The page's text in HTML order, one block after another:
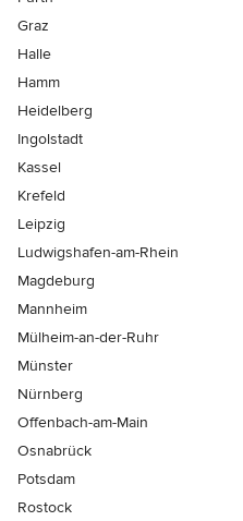
Graz
Halle
Hamm
Heidelberg
Ingolstadt
Kassel
Krefeld
Leipzig
Ludwigshafen-am-Rhein
Magdeburg
Mannheim
Mülheim-an-der-Ruhr
Münster
Nürnberg
Offenbach-am-Main
Osnabrück
Potsdam
Rostock